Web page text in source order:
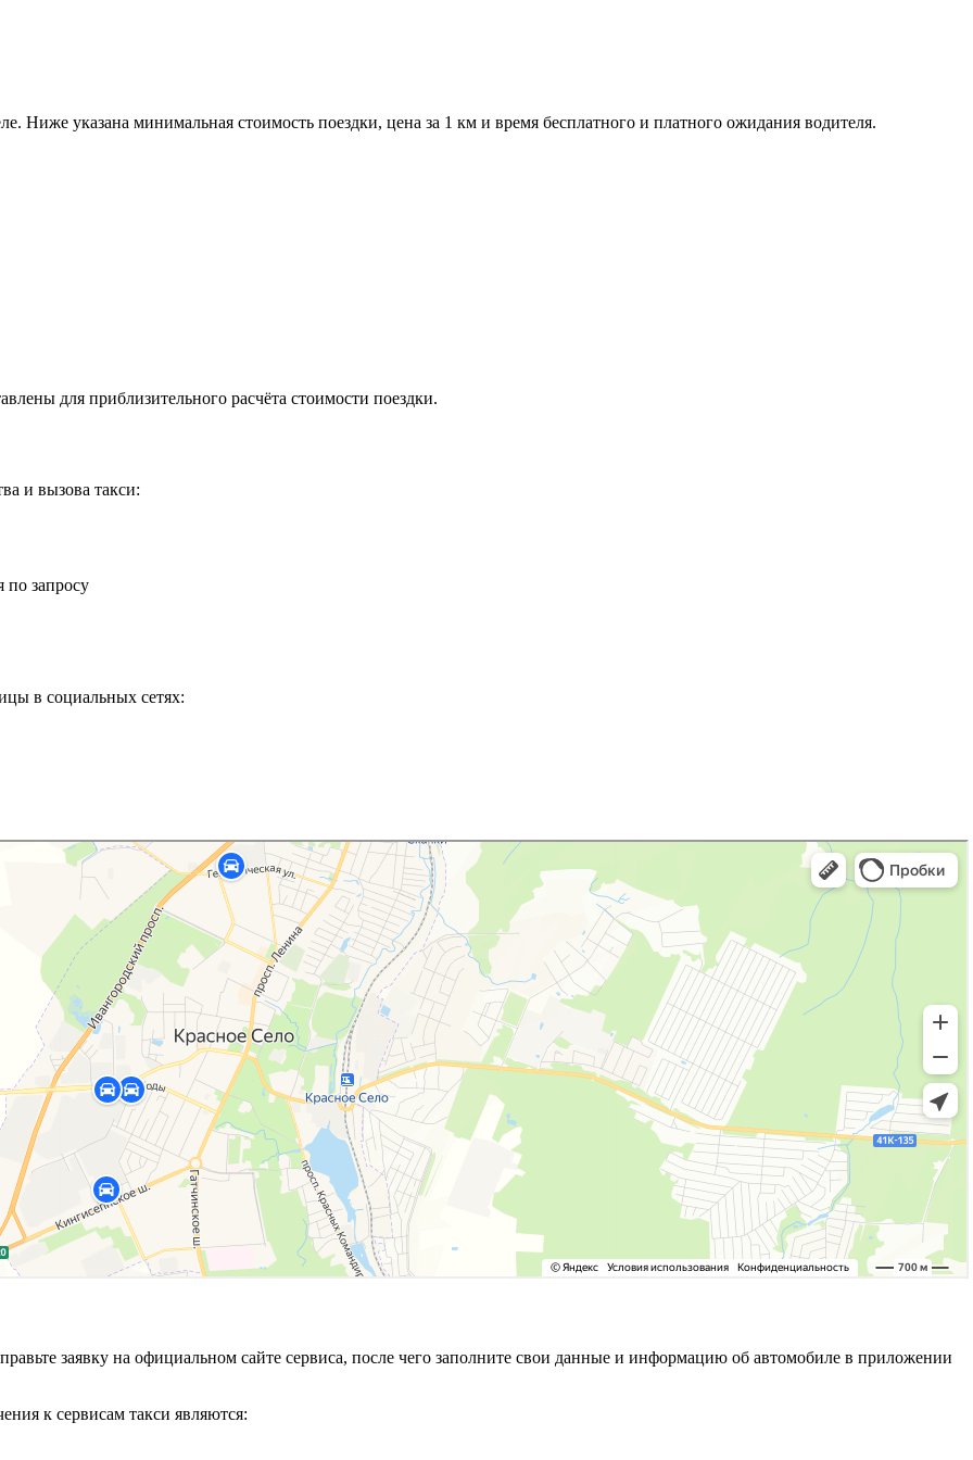
Ниже указана минимальная стоимость поездки, цена за 1 км и время бесплатного и платного ожидания водителя.
для приблизительного расчёта стоимости поездки.
и вызова такси:
по запросу
в социальных сетях:
заявку на официальном сайте сервиса, после чего заполните свои данные и информацию об автомобиле в приложении
к сервисам такси являются: